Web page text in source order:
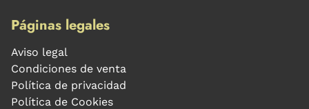
Páginas legales
Aviso legal
Condiciones de venta
Política de privacidad
Política de Cookies